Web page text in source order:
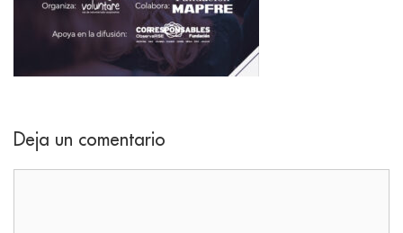
Deja un comentario